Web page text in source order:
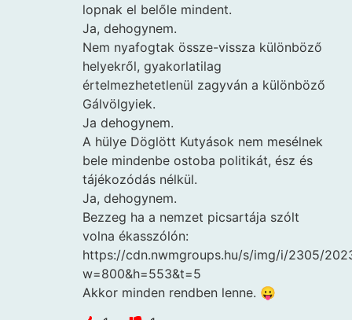
lopnak el belőle mindent.
Ja, dehogynem.
Nem nyafogtak össze-vissza különböző
helyekről, gyakorlatilag
értelmezhetetlenül zagyván a különböző
Gálvölgyiek.
Ja dehogynem.
A hülye Döglött Kutyások nem mesélnek
bele mindenbe ostoba politikát, ész és
tájékozódás nélkül.
Ja, dehogynem.
Bezzeg ha a nemzet picsartája szólt
volna ékasszólón:
https://cdn.nwmgroups.hu/s/img/i/2305/
w=800&h=553&t=5
Akkor minden rendben lenne. 😛